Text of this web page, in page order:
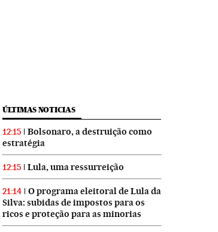
ÚLTIMAS NOTICIAS
12:15
Bolsonaro, a destruição como
estratégia
12:15 Lula, uma ressurreição
21:14
O programa eleitoral de Lula da
Silva: subidas de impostos para os
ricos e proteção para as minorias